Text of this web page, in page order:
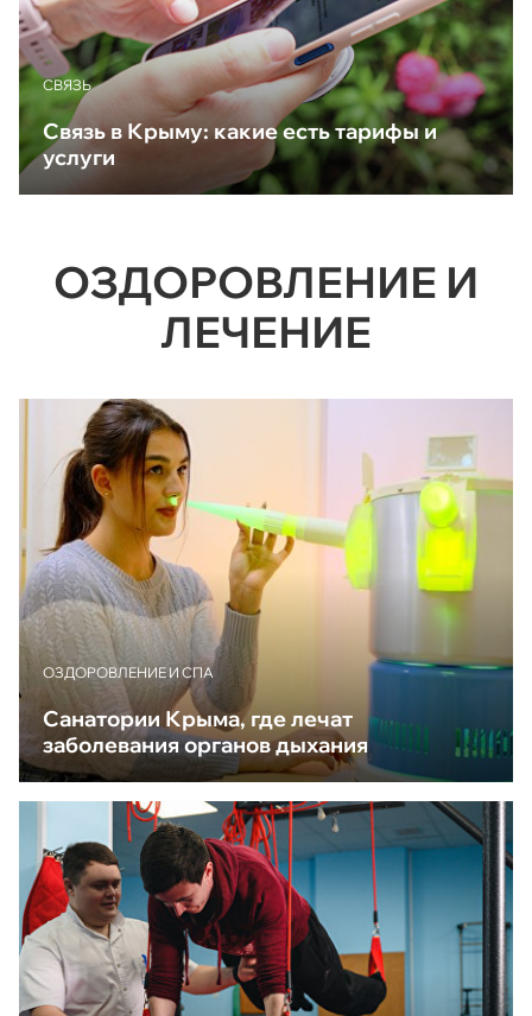
CВЯЗЬ
Связь в Крыму: какие есть тарифы и
услуги
ОЗДОРОВЛЕНИЕ И
ЛЕЧЕНИЕ
ОЗДОРОВЛЕНИЕ И СПА
Санатории Крыма, где лечат
заболевания органов дыхания